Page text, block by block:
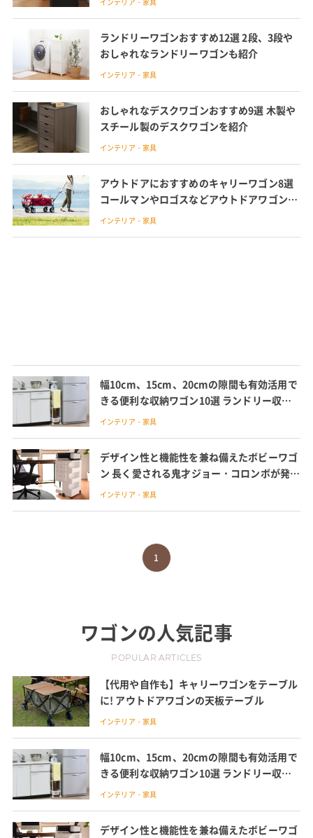
ランドリーワゴンおすすめ12選 2段、3段や
おしゃれなランドリーワゴンも紹介
インテリア・家具
おしゃれなデスクワゴンおすすめ9選 木製や
スチール製のデスクワゴンを紹介
インテリア・家具
アウトドアにおすすめのキャリーワゴン8選
コールマンやロゴスなどアウトドアワゴン用
のテーブルも紹介
インテリア・家具
幅10cm、15cm、20cmの隙間も有効活用で
きる便利な収納ワゴン10選 ランドリー収
納、キッチン収納で大活躍
インテリア・家具
デザイン性と機能性を兼ね備えたボビーワゴ
ン 長く愛される鬼才ジョー・コロンボが発表
した収納ワゴン
インテリア・家具
1
ワゴンの人気記事
POPULAR ARTICLES
【代用や自作も】キャリーワゴンをテーブル
に! アウトドアワゴンの天板テーブル
インテリア・家具
幅10cm、15cm、20cmの隙間も有効活用で
きる便利な収納ワゴン10選 ランドリー収
納、キッチン収納で大活躍
インテリア・家具
デザイン性と機能性を兼ね備えたボビーワゴ